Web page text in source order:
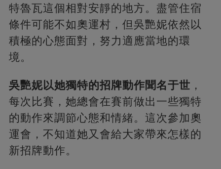
特魯瓦這個相對安靜的地方。盡管住宿
條件可能不如奧運村，但吳艷妮依然以
積極的心態面對，努力適應當地的環
境。
吳艷妮以她獨特的招牌動作聞名于世 ，
每次比賽，她總會在賽前做出一些獨特
的動作來調節心態和情緒。這次參加奧
運會，不知道她又會給大家帶來怎樣的
新招牌動作。